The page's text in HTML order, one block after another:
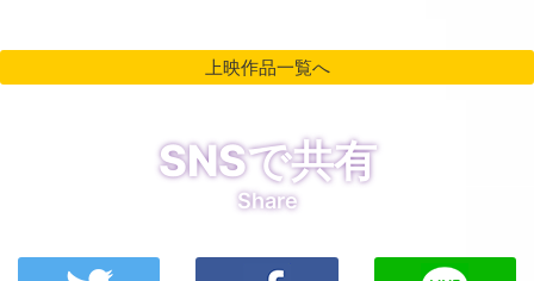
上映作品一覧へ
SNSで共有
Share